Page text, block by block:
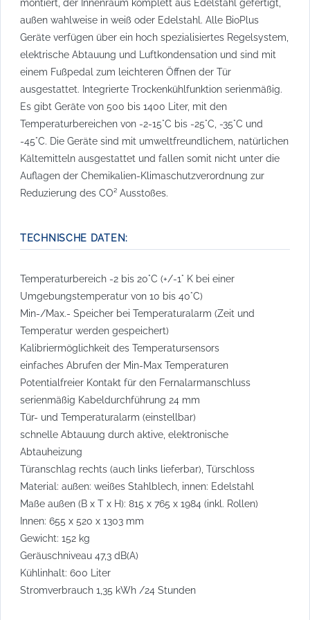
montiert, der Innenraum komplett aus Edelstahl gefertigt,
außen wahlweise in weiß oder Edelstahl. Alle BioPlus
Geräte verfügen über ein hoch spezialisiertes Regelsystem,
elektrische Abtauung und Luftkondensation und sind mit
einem Fußpedal zum leichteren Öffnen der Tür
ausgestattet. Integrierte Trockenkühlfunktion serienmäßig.
Es gibt Geräte von 500 bis 1400 Liter, mit den
Temperaturbereichen von -2-15°C bis -25°C, -35°C und
-45°C. Die Geräte sind mit umweltfreundlichem, natürlichen
Kältemitteln ausgestattet und fallen somit nicht unter die
Auflagen der Chemikalien-Klimaschutzverordnung zur
Reduzierung des CO² Ausstoßes.
TECHNISCHE DATEN:
Temperaturbereich -2 bis 20°C (+/-1° K bei einer
Umgebungstemperatur von 10 bis 40°C)
Min-/Max.- Speicher bei Temperaturalarm (Zeit und
Temperatur werden gespeichert)
Kalibriermöglichkeit des Temperatursensors
einfaches Abrufen der Min-Max Temperaturen
Potentialfreier Kontakt für den Fernalarmanschluss
serienmäßig Kabeldurchführung 24 mm
Tür- und Temperaturalarm (einstellbar)
schnelle Abtauung durch aktive, elektronische
Abtauheizung
Türanschlag rechts (auch links lieferbar), Türschloss
Material: außen: weißes Stahlblech, innen: Edelstahl
Maße außen (B x T x H): 815 x 765 x 1984 (inkl. Rollen)
Innen: 655 x 520 x 1303 mm
Gewicht: 152 kg
Geräuschniveau 47,3 dB(A)
Kühlinhalt: 600 Liter
Stromverbrauch 1,35 kWh /24 Stunden